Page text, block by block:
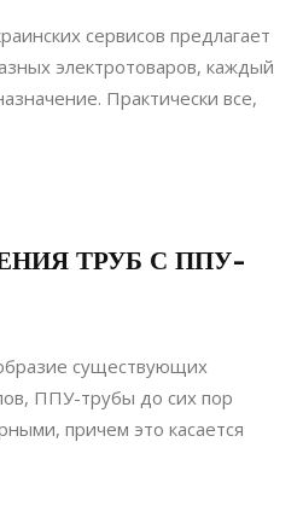
сервисов предлагает
электротоваров, каждый
Практически все,
ТРУБ С ППУ-
существующих
ППУ-трубы до сих пор
причем это касается